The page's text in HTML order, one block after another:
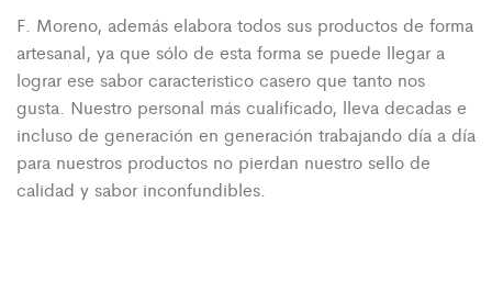
F. Moreno, además elabora todos sus productos de forma
artesanal, ya que sólo de esta forma se puede llegar a
lograr ese sabor caracteristico casero que tanto nos
gusta. Nuestro personal más cualificado, lleva decadas e
incluso de generación en generación trabajando día a día
para nuestros productos no pierdan nuestro sello de
calidad y sabor inconfundibles.